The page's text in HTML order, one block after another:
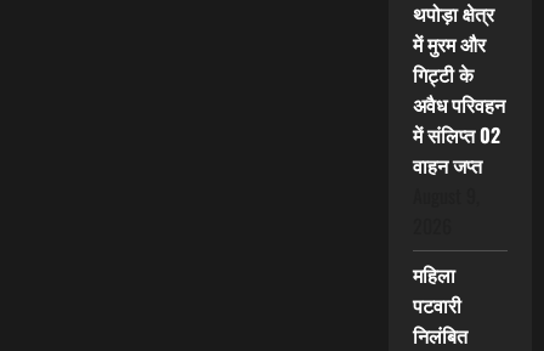
थपोड़ा क्षेत्र
में मुरम और
गिट्टी के
अवैध परिवहन
में संलिप्त 02
वाहन जप्त
महिला
पटवारी
निलंबित